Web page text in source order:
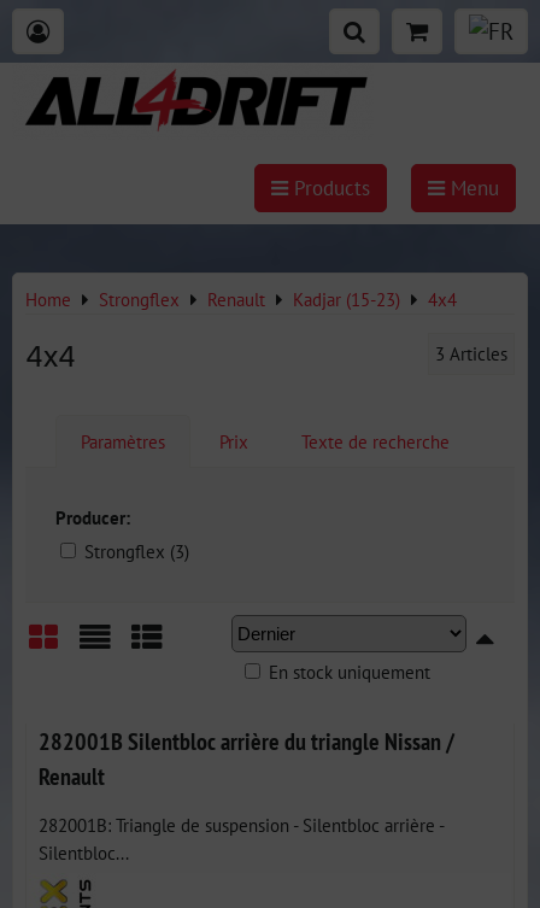
Products Menu
Home Strongflex Renault Kadjar (15-23) 4x4
4x4 3 Articles
Paramètres Prix Texte de recherche
Producer:
Strongflex (3)
En stock uniquement
282001B Silentbloc arrière du triangle Nissan /
Renault
282001B: Triangle de suspension - Silentbloc arrière -
Silentbloc...